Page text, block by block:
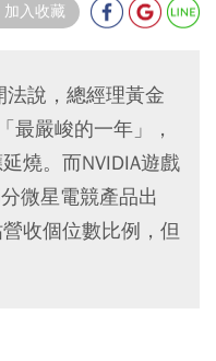
加入收藏
說，總經理黃金
最嚴峻的一年」，
燒。而NVIDIA遊戲
微星電競產品出
收個位數比例，但